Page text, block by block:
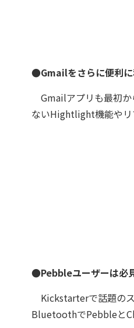
●Gmailをさらに便利に
Gmailアプリも最初
ないHightlight機能やリ
●Pebbleユーザーは必
Kickstarterで話題の
BluetoothでPebbleと